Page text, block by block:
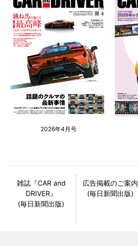
2026年4月号
雑誌『CAR and
DRIVER』
(毎日新聞出版)
広告掲載のご案内
(毎日新聞出版)